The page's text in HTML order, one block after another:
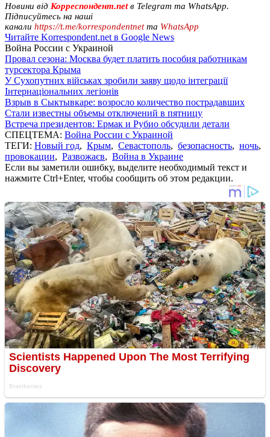
Новини від Корреспондент.netв Telegram та WhatsApp.
Підписуйтесь на наші
канали https://t.me/korrespondentnetта WhatsApp
Читайте Korrespondent.net в Google News
Война России с Украиной
Провал сезона: Москва будет платить пособия работникам
турсектора Крыма
У Сухопутних військах зробили заяву щодо інтеграції
Інтернаціональних легіонів
Взрыв в Сыктывкаре: возросло количество пострадавших
Стали известны объемы отключений в пятницу
Встреча президентов: Ермак и Рубио обсудили детали
СПЕЦТЕМА: Война России с Украиной
ТЕГИ: Новый год, Крым, Севастополь, безопасность, ночь,
провокации, Развожаєв, Война в Украине
Если вы заметили ошибку, выделите необходимый текст и
нажмите Ctrl+Enter, чтобы сообщить об этом редакции.